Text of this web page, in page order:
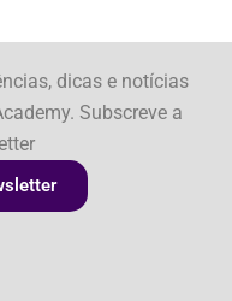
dicas e notícias
Subscreve a